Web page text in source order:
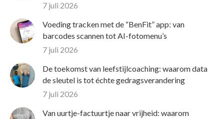
7 juli 2026
Voeding tracken met de “BenFit” app: van
barcodes scannen tot AI-fotomenu’s
7 juli 2026
De toekomst van leefstijlcoaching: waarom data
de sleutel is tot échte gedragsverandering
7 juli 2026
Van uurtje-factuurtje naar vrijheid: waarom